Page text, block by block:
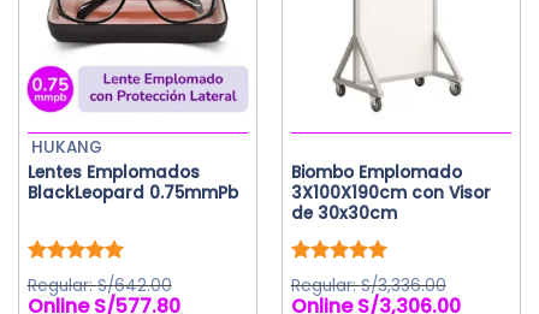
Lentes Emplomados
BlackLeopard 0.75mmPb
Valorado
con5.00
HUKANG
S/642.00
El
S/577.80El
Biombo Emplomado
3X100X190cm con Visor
de 30x30cm
Valorado
con5.00S/3,336.00
S/3,306.00